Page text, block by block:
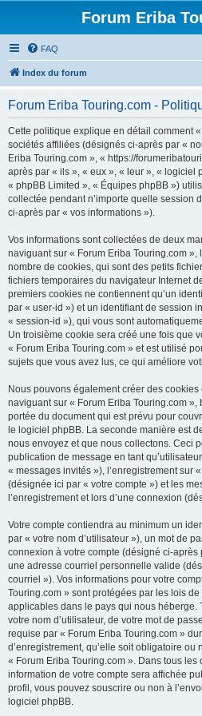
Forum Eriba
FAQ
Index du forum
Forum Eriba Touring.com -
Cette politique explique en détail comment
sociétés affiliées (désignés ci-après par «
Eriba Touring.com », « https://
après par « ils », « eux », « leur », « logiciel
« phpBB Limited », « Équipes phpBB »)
collectée pendant n’importe quelle session
ci-après par « vos informations »).
Vos informations sont collectées de deux
naviguant sur « Forum Eriba Touring.com
nombre de cookies, qui sont des petits
fichiers temporaires du navigateur Internet
premiers cookies ne contiennent qu’un
par « user-id ») et un identifiant de session
« session-id »), qui vous sont
Un troisième cookie sera créé une fois que
« Forum Eriba Touring.com » et est utilisé
sujets que vous avez lus, ce qui améliore
Nous pouvons également créer des
naviguant sur « Forum Eriba Touring.com
portée du document qui est prévu pour
le logiciel phpBB. La seconde manière est
nous envoyez et que nous collectons. Ceci
publication de message en tant
« messages invités »), l’enregistrement sur
(désignée ici par « votre compte ») et les
l’enregistrement et lors d’une connexion
Votre compte contiendra au minimum un
par « votre nom d’utilisateur »), un mot de
connexion à votre compte (désigné ci-après
une adresse courriel personnelle valide
courriel »). Vos informations pour votre
Touring.com » sont protégées par les lois
applicables dans le pays qui nous héberge.
votre nom d’utilisateur, de votre mot de
requise par « Forum Eriba Touring.com »
d’enregistrement, qu’elle soit obligatoire ou
« Forum Eriba Touring.com ». Dans tous
information de votre compte sera affichée
profil, vous pouvez souscrire ou non à
logiciel phpBB.